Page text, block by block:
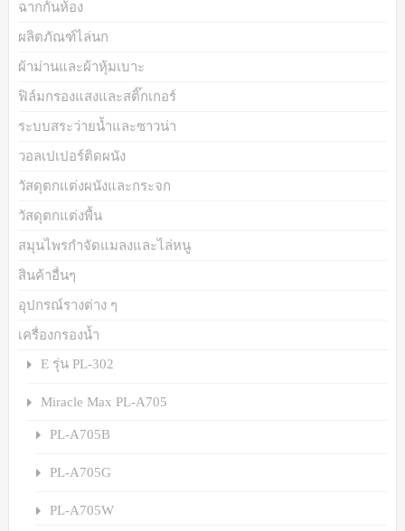
ฉากกั้นห้อง
ผลิตภัณฑ์ไล่นก
ผ้าม่านและผ้าหุ้มเบาะ
ฟิล์มกรองแสงและสติ๊กเกอร์
ระบบสระว่ายน้ำและซาวน่า
วอลเปเปอร์ติดผนัง
วัสดุตกแต่งผนังและกระจก
วัสดุตกแต่งพื้น
สมุนไพรกำจัดแมลงและไล่หนู
สินค้าอื่นๆ
อุปกรณ์รางต่าง ๆ
เครื่องกรองน้ำ
E รุ่น PL-302
Miracle Max PL-A705
PL-A705B
PL-A705G
PL-A705W